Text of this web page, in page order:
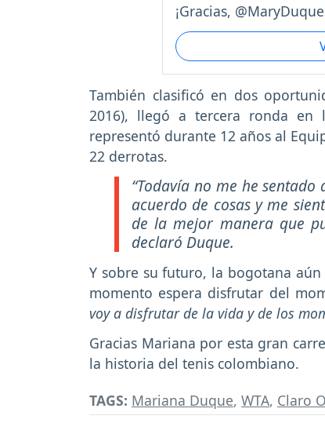
¡Gracias,
También clasificó en dos
2016), llegó a tercera ronda en
representó durante 12 años al
22 derrotas.
“Todavía no me he
acuerdo de cosas y me
de la mejor manera que
declaró Duque.
Y sobre su futuro, la bogotana
momento espera disfrutar del
voy a disfrutar de la vida y de los
Gracias Mariana por esta gran
la historia del tenis colombiano.
TAGS: Mariana Duque, WTA, Claro